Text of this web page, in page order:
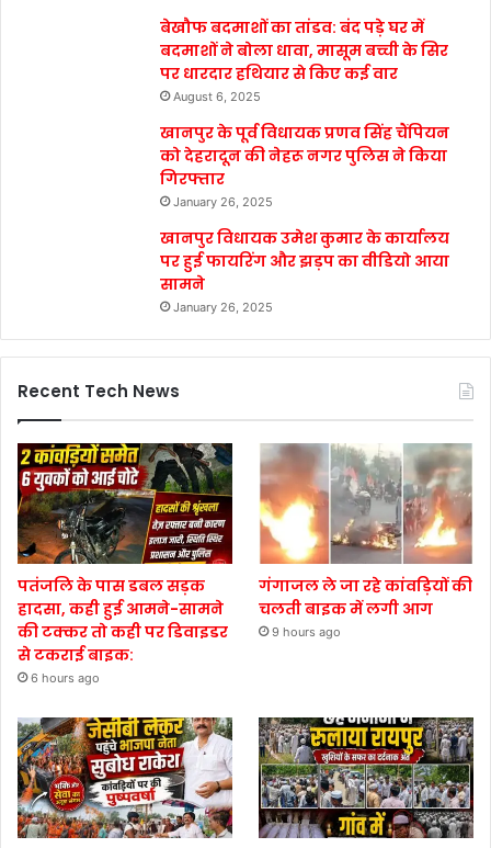
बेखौफ बदमाशों का तांडव: बंद पड़े घर में
बदमाशों ने बोला धावा, मासूम बच्ची के सिर
पर धारदार हथियार से किए कई वार
August 6, 2025
खानपुर के पूर्व विधायक प्रणव सिंह चैंपियन
को देहरादून की नेहरू नगर पुलिस ने किया
गिरफ्तार
January 26, 2025
खानपुर विधायक उमेश कुमार के कार्यालय
पर हुई फायरिंग और झड़प का वीडियो आया
सामने
January 26, 2025
Recent Tech News
पतंजलि के पास डबल सड़क
हादसा, कही हुई आमने-सामने
की टक्कर तो कही पर डिवाइडर
से टकराई बाइक:
6 hours ago
गंगाजल ले जा रहे कांवड़ियों की
चलती बाइक में लगी आग
9 hours ago